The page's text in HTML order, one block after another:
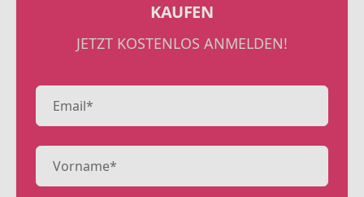
KAUFEN
JETZT KOSTENLOS ANMELDEN!